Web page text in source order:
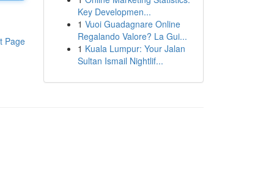
Page
Key Developmen...
1 Vuoi Guadagnare Online
Regalando Valore? La Gui...
1 Kuala Lumpur: Your Jalan
Sultan Ismail Nightlif...